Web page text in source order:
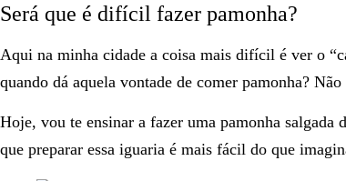
Será que é difícil fazer pamonha?
Aqui na minha cidade a coisa mais difícil é ver o
quando dá aquela vontade de comer pamonha?
Hoje, vou te ensinar a fazer uma pamonha salgada
que preparar essa iguaria é mais fácil do que